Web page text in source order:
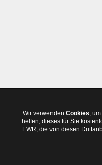
Wir verwenden Cookies,
helfen, dieses für Sie
EWR, die von diesen